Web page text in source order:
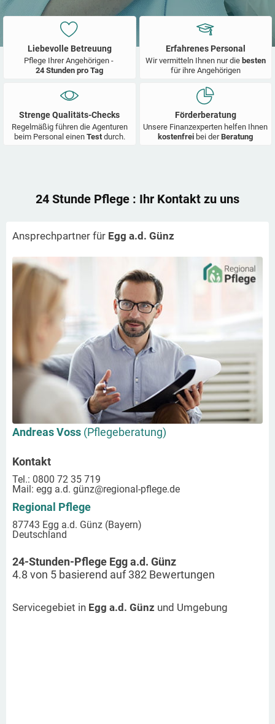
Liebevolle Betreuung
Pflege Ihrer Angehörigen -
24 Stunden pro Tag
Erfahrenes Personal
Wir vermitteln Ihnen nur die besten
für ihre Angehörigen
Strenge Qualitäts-Checks
Regelmäßig führen die Agenturen
beim Personal einen Test durch.
Förderberatung
Unsere Finanzexperten helfen Ihnen
kostenfrei bei derBeratung
24 Stunde Pflege : Ihr Kontakt zu uns
Ansprechpartner für Egg a.d. Günz
Andreas Voss (Pflegeberatung)
Kontakt
Tel.: 0800 72 35 719
Mail: egg a.d. günz@regional-pflege.de
Regional Pflege
87743 Egg a.d. Günz (Bayern)
Deutschland
24-Stunden-Pflege Egg a.d. Günz
4.8 von 5 basierend auf382 Bewertungen
Servicegebiet in Egg a.d. Günz und Umgebung